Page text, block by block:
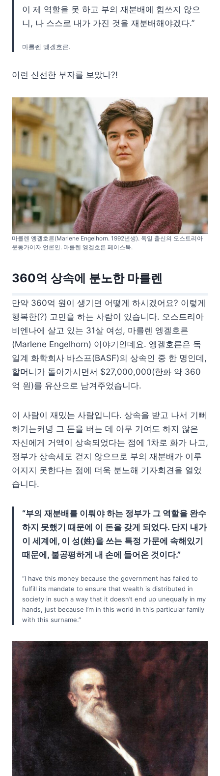
이 제 역할을 못 하고 부의 재분배에 힘쓰지 않으
니, 나 스스로 내가 가진 것을 재분배해야겠다.”
마를렌 엥겔호른.
이런 신선한 부자를 보았나?!
마를렌 엥겔호른(Marlene Engelhorn. 1992년생). 독일 출신의 오스트리아
운동가이자 언론인. 마를렌 엥겔호른 페이스북.
360억 상속에 분노한 마를렌
만약 360억 원이 생기면 어떻게 하시겠어요? 이렇게
행복한(?) 고민을 하는 사람이 있습니다. 오스트리아
비엔나에 살고 있는 31살 여성, 마를렌 엥겔호른
(Marlene Engelhorn) 이야기인데요. 엥겔호른은 독
일계 화학회사 바스프(BASF)의 상속인 중 한 명인데,
할머니가 돌아가시면서 $27,000,000(한화 약 360
억 원)를 유산으로 남겨주었습니다.
이 사람이 재밌는 사람입니다. 상속을 받고 나서 기뻐
하기는커녕 그 돈을 버는 데 아무 기여도 하지 않은
자신에게 거액이 상속되었다는 점에 1차로 화가 나고,
정부가 상속세도 걷지 않으므로 부의 재분배가 이루
어지지 못한다는 점에 더욱 분노해 기자회견을 열었
습니다.
“부의 재분배를 이뤄야 하는 정부가 그 역할을 완수
하지 못했기 때문에 이 돈을 갖게 되었다. 단지 내가
이 세계에, 이 성(姓)을 쓰는 특정 가문에 속해있기
때문에, 불공평하게 내 손에 들어온 것이다.”
“I have this money because the government has failed to
fulfill its mandate to ensure that wealth is distributed in
society in such a way that it doesn’t end up unequally in my
hands, just because I’m in this world in this particular family
with this surname.”